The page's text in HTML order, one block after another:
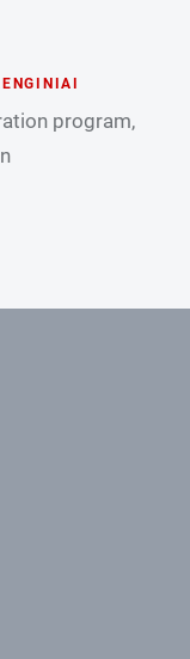
program,